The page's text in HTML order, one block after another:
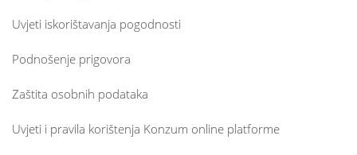
Uvjeti iskorištavanja pogodnosti
Podnošenje prigovora
Zaštita osobnih podataka
Uvjeti i pravila korištenja Konzum online platforme